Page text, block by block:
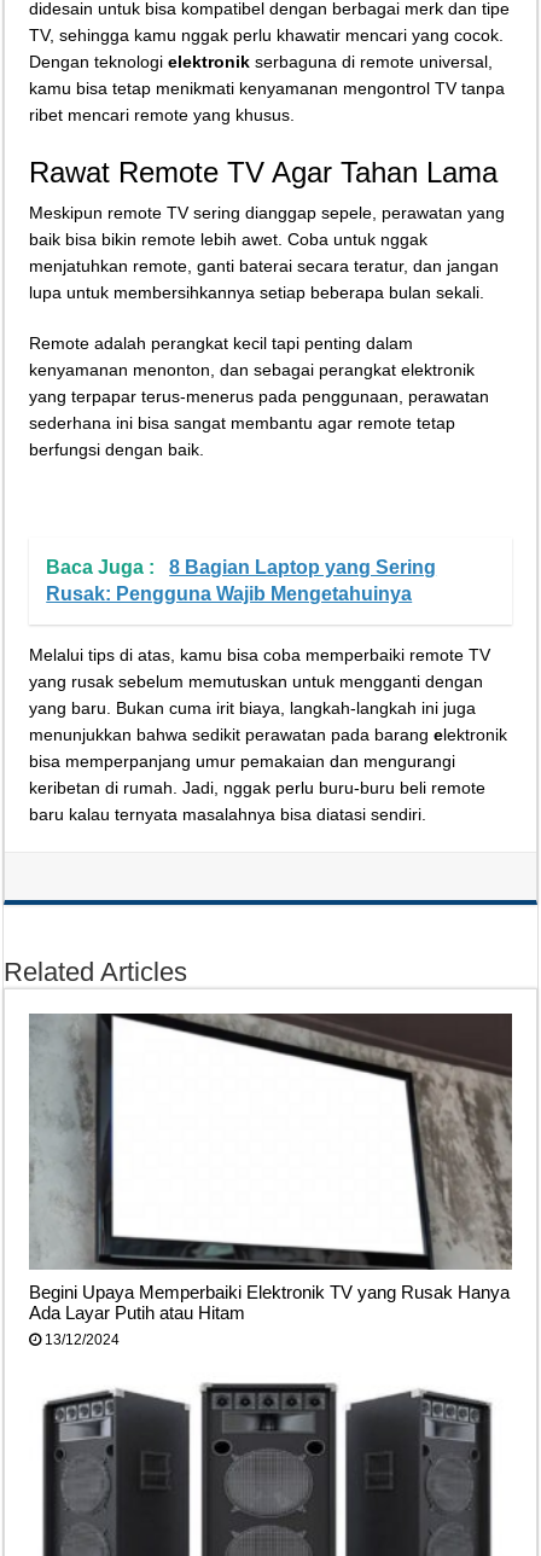
didesain untuk bisa kompatibel dengan berbagai merk dan tipe
TV, sehingga kamu nggak perlu khawatir mencari yang cocok.
Dengan teknologielektronik serbaguna di remote universal,
kamu bisa tetap menikmati kenyamanan mengontrol TV tanpa
ribet mencari remote yang khusus.
Rawat Remote TV Agar Tahan Lama
Meskipun remote TV sering dianggap sepele, perawatan yang
baik bisa bikin remote lebih awet. Coba untuk nggak
menjatuhkan remote, ganti baterai secara teratur, dan jangan
lupa untuk membersihkannya setiap beberapa bulan sekali.
Remote adalah perangkat kecil tapi penting dalam
kenyamanan menonton, dan sebagai perangkat elektronik
yang terpapar terus-menerus pada penggunaan, perawatan
sederhana ini bisa sangat membantu agar remote tetap
berfungsi dengan baik.
Baca Juga :
8 Bagian Laptop yang Sering
Rusak: Pengguna Wajib Mengetahuinya
Melalui tips di atas, kamu bisa coba memperbaiki remote TV
yang rusak sebelum memutuskan untuk mengganti dengan
yang baru. Bukan cuma irit biaya, langkah-langkah ini juga
menunjukkan bahwa sedikit perawatan pada barangelektronik
bisa memperpanjang umur pemakaian dan mengurangi
keribetan di rumah. Jadi, nggak perlu buru-buru beli remote
baru kalau ternyata masalahnya bisa diatasi sendiri.
Related Articles
Begini Upaya Memperbaiki Elektronik TV yang Rusak Hanya
Ada Layar Putih atau Hitam
13/12/2024